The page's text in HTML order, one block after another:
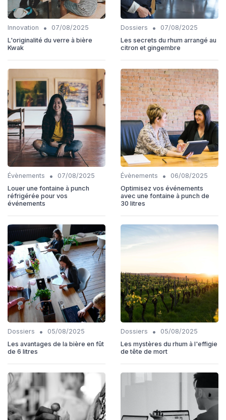
Innovation •
07/08/2025
L'originalité du verre à bière
Kwak
Dossiers •
07/08/2025
Les secrets du rhum arrangé au
citron et gingembre
Évènements •
07/08/2025
Louer une fontaine à punch
réfrigérée pour vos
événements
Évènements •
06/08/2025
Optimisez vos événements
avec une fontaine à punch de
30 litres
Dossiers •
05/08/2025
Les avantages de la bière en fût
de 6 litres
Dossiers •
05/08/2025
Les mystères du rhum à l'effigie
de tête de mort